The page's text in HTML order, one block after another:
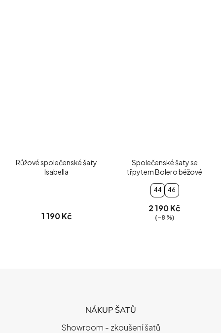
Růžové společenské šaty
Isabella
1 190 Kč
Společenské šaty se
třpytem Bolero béžové
44 46
2 190 Kč
(–8 %)
NÁKUP ŠATŮ
Showroom - zkoušení šatů